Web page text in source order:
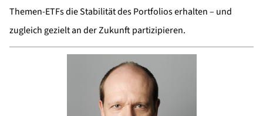
Themen-ETFs die Stabilität des Portfolios erhalten – und
zugleich gezielt an der Zukunft partizipieren.